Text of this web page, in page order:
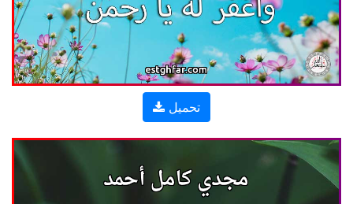
تحميل